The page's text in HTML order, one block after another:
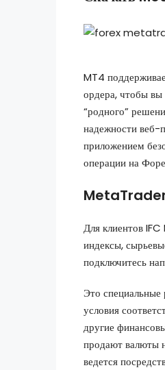
MT4
ордера, чтобы
“родного”
надежности веб-
приложением
операции на
MetaTrader
Для клиентов
индексы,
подключитесь
Это специальные
условия
другие
продают валюты
ведется